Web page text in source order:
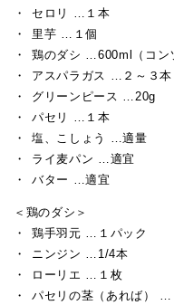
セロリ …１本
里芋 …１個
鶏のダシ …600ml（コン
アスパラガス …２～３本
グリーンピース …20g
パセリ …１本
塩、こしょう …適量
ライ麦パン …適宜
バター …適宜
＜鶏のダシ＞
鶏手羽元 …１パック
ニンジン …1/4本
ローリエ …１枚
パセリの茎（あれば） …